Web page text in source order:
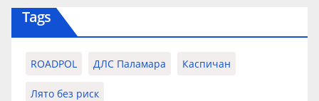
Tags
ROADPOL ДЛС Паламара Каспичан
Лято без риск